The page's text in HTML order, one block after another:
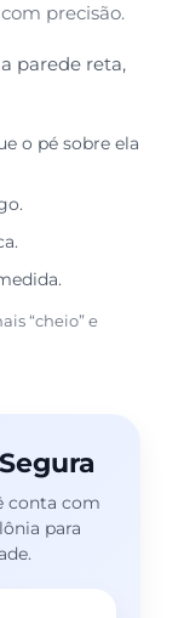
precisão.
parede reta,
o pé sobre ela
“cheio” e
conta com
para